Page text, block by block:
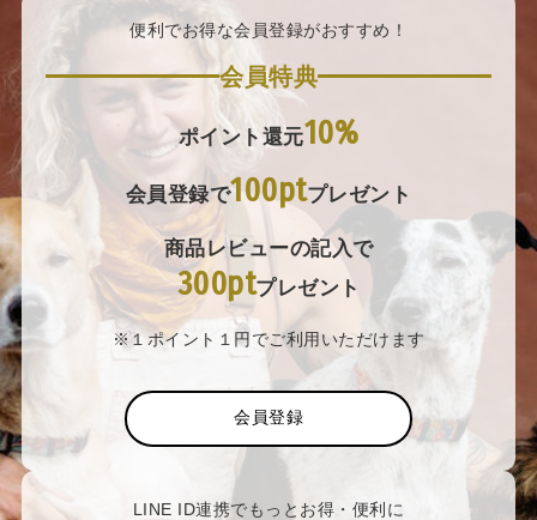
便利でお得な会員登録がおすすめ！
会員特典
ポイント還元10%
会員登録で100ptプレゼント
商品レビューの記入で
300ptプレゼント
※１ポイント１円でご利用いただけます
会員登録
LINE ID連携でもっとお得・便利に